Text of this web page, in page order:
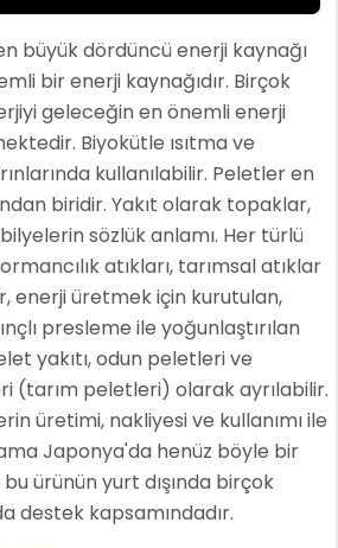
büyük dördüncü enerji kaynağı
bir enerji kaynağıdır. Birçok
geleceğin en önemli enerji
Biyokütle ısıtma ve
kullanılabilir. Peletler en
biridir. Yakıt olarak topaklar,
sözlük anlamı. Her türlü
atıkları, tarımsal atıklar
enerji üretmek için kurutulan,
presleme ile yoğunlaştırılan
yakıtı, odun peletleri ve
(tarım peletleri) olarak ayrılabilir.
üretimi, nakliyesi ve kullanımı ile
Japonya'da henüz böyle bir
ürünün yurt dışında birçok
destek kapsamındadır.